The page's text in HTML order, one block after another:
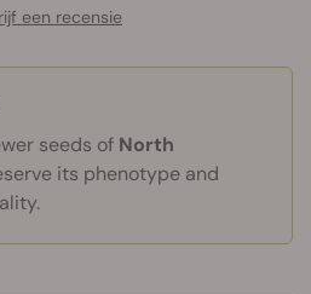
een recensie
seeds of North
its phenotype and